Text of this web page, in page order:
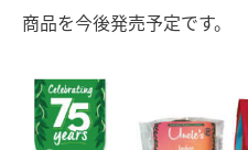
商品を今後発売予定です。